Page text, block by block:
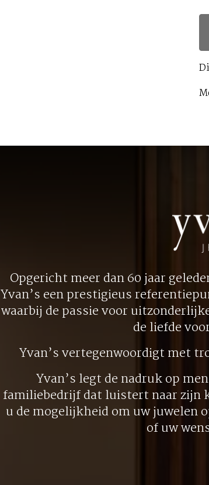
Opgericht meer dan 60 jaar
Yvan’s een prestigieus
waarbij de passie voor
de liefde
Yvan’s vertegenwoordigt met
Yvan’s legt de nadruk op
familiebedrijf dat luistert naar zijn
u de mogelijkheid om uw juwelen
of uw